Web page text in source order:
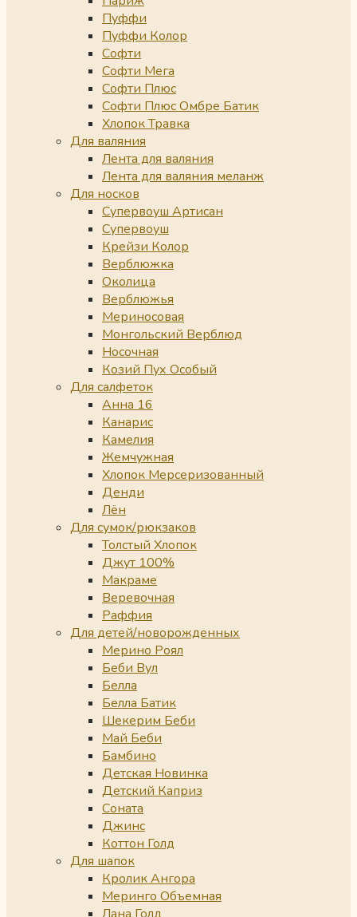
Пуффи
Пуффи Колор
Софти
Софти Мега
Софти Плюс
Софти Плюс Омбре Батик
Хлопок Травка
Для валяния
Лента для валяния
Лента для валяния меланж
Для носков
Супервоуш Артисан
Супервоуш
Крейзи Колор
Верблюжка
Околица
Верблюжья
Мериносовая
Монгольский Верблюд
Носочная
Козий Пух Особый
Для салфеток
Анна 16
Канарис
Камелия
Жемчужная
Хлопок Мерсеризованный
Денди
Лён
Для сумок/рюкзаков
Толстый Хлопок
Джут 100%
Макраме
Веревочная
Раффия
Для детей/новорожденных
Мерино Роял
Беби Вул
Белла
Белла Батик
Шекерим Беби
Май Беби
Бамбино
Детская Новинка
Детский Каприз
Соната
Джинс
Коттон Голд
Для шапок
Кролик Ангора
Меринго Объемная